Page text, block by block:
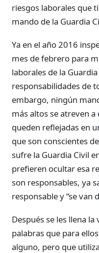
riesgos laborales que
mando de la Guardia
Ya en el año 2016
mes de febrero para
laborales de la
responsabilidades de
embargo, ningún
más altos se atreven
queden reflejadas en
que son conscientes
sufre la Guardia Civil
prefieren ocultar esa
son responsables, ya
responsable y “se van
Después se les llena
palabras que para
alguno, pero que